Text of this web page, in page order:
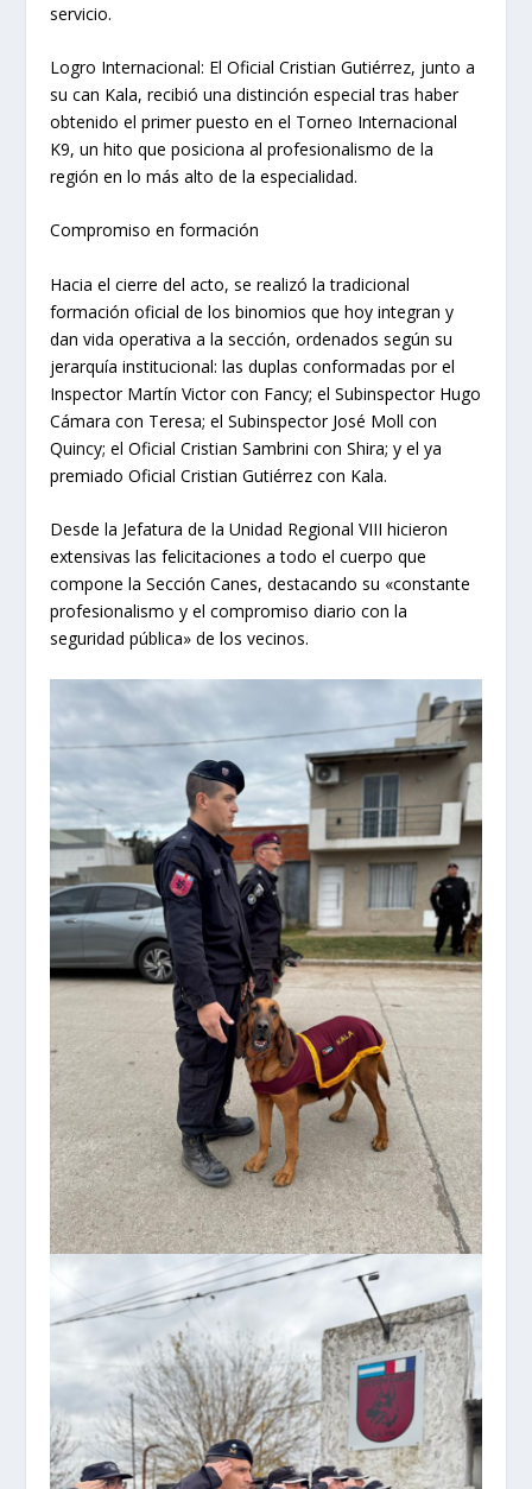
servicio.
Logro Internacional: El Oficial Cristian Gutiérrez, junto a
su can Kala, recibió una distinción especial tras haber
obtenido el primer puesto en el Torneo Internacional
K9, un hito que posiciona al profesionalismo de la
región en lo más alto de la especialidad.
Compromiso en formación
Hacia el cierre del acto, se realizó la tradicional
formación oficial de los binomios que hoy integran y
dan vida operativa a la sección, ordenados según su
jerarquía institucional: las duplas conformadas por el
Inspector Martín Victor con Fancy; el Subinspector Hugo
Cámara con Teresa; el Subinspector José Moll con
Quincy; el Oficial Cristian Sambrini con Shira; y el ya
premiado Oficial Cristian Gutiérrez con Kala.
Desde la Jefatura de la Unidad Regional VIII hicieron
extensivas las felicitaciones a todo el cuerpo que
compone la Sección Canes, destacando su «constante
profesionalismo y el compromiso diario con la
seguridad pública» de los vecinos.